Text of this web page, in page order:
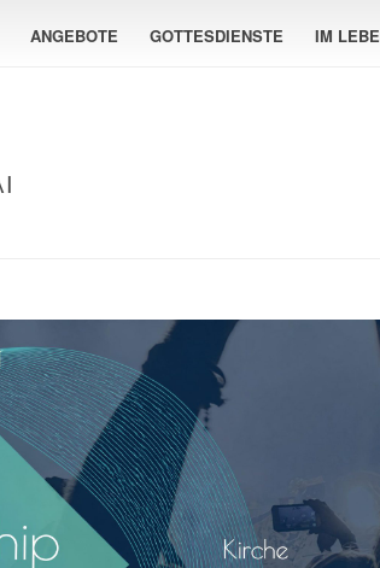
ANGEBOTE GOTTESDIENSTE IM